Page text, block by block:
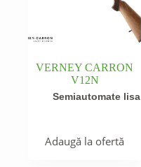
VERNEY CARRON
V12N
Semiautomate lisa
Adaugă la ofertă